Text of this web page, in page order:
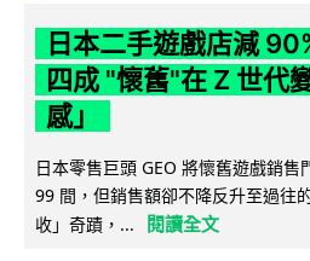
日本二手遊戲店減
四成 "懷舊"在 Z 世代
感」
日本零售巨頭 GEO 將懷舊遊戲銷
99 間，但銷售額卻不降反升至過往
收」奇蹟，...
閱讀全文